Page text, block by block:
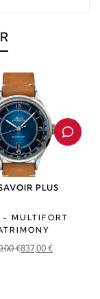
PLUS
- MULTIFORT
€
Le
837,00€
Le